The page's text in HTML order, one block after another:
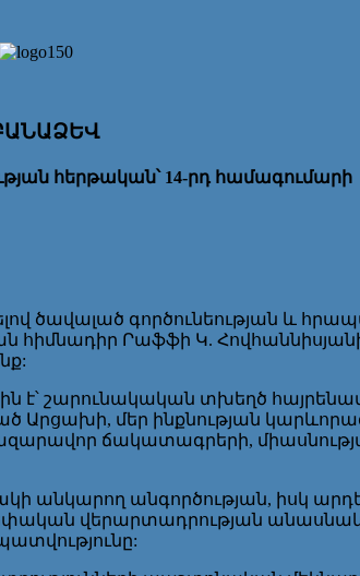
հերթական՝ 14-րդ համագումարի
ծավալած գործունեության և
հիմնադիր Րաֆֆի Կ.
է՝ շարունակական տխեղծ
մեր ինքնության
ճակատագրերի,
անկարող անգործության, իսկ
վերարտադրության